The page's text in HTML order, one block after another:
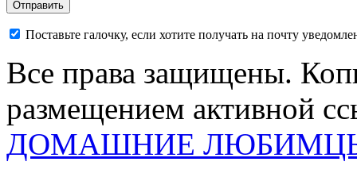
Поставьте галочку, если хотите получать на почту
Все права защищены.
размещением активной
ДОМАШНИЕ